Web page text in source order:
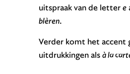
uitspraak van de lettere
blèren.
Verder komt het accent
uitdrukkingen alsà la